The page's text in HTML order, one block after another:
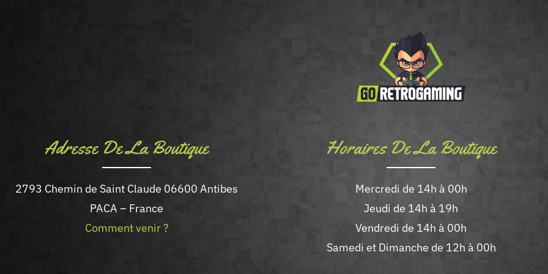
Adresse De La Boutique
2793 Chemin de Saint Claude 06600 Antibes
PACA – France
Comment venir ?
Horaires De La Boutique
Mercredi de 14h à 00h
Jeudi de 14h à 19h
Vendredi de 14h à 00h
Samedi et Dimanche de 12h à 00h